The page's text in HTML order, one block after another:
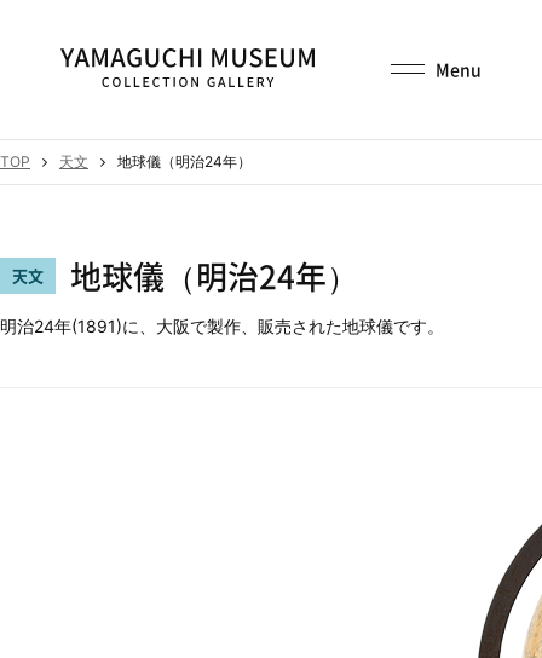
TOP 天文 地球儀（明治24年）
天文 地球儀（明治24年）
明治24年(1891)に、大阪で製作、販売された地球儀です。